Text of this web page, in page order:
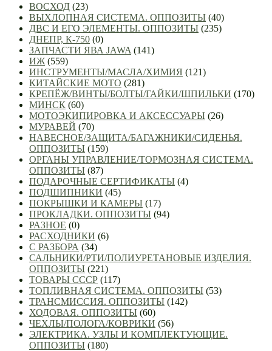
ВОСХОД (23)
ВЫХЛОПНАЯ СИСТЕМА. ОППОЗИТЫ (40)
ДВС И ЕГО ЭЛЕМЕНТЫ. ОППОЗИТЫ (235)
ДНЕПР, К-750 (0)
ЗАПЧАСТИ ЯВА JAWA (141)
ИЖ (559)
ИНСТРУМЕНТЫ/МАСЛА/ХИМИЯ (121)
КИТАЙСКИЕ МОТО (281)
КРЕПЁЖ/ВИНТЫ/БОЛТЫ/ГАЙКИ/ШПИЛЬКИ (170)
МИНСК (60)
МОТОЭКИПИРОВКА И АКСЕССУАРЫ (26)
МУРАВЕЙ (70)
НАВЕСНОЕ/ЗАЩИТА/БАГАЖНИКИ/СИДЕНЬЯ.
ОППОЗИТЫ (159)
ОРГАНЫ УПРАВЛЕНИЕ/ТОРМОЗНАЯ СИСТЕМА.
ОППОЗИТЫ (87)
ПОДАРОЧНЫЕ СЕРТИФИКАТЫ (4)
ПОДШИПНИКИ (45)
ПОКРЫШКИ И КАМЕРЫ (17)
ПРОКЛАДКИ. ОППОЗИТЫ (94)
РАЗНОЕ (0)
РАСХОДНИКИ (6)
С РАЗБОРА (34)
САЛЬНИКИ/РТИ/ПОЛИУРЕТАНОВЫЕ ИЗДЕЛИЯ.
ОППОЗИТЫ (221)
ТОВАРЫ СССР (117)
ТОПЛИВНАЯ СИСТЕМА. ОППОЗИТЫ (53)
ТРАНСМИССИЯ. ОППОЗИТЫ (142)
ХОДОВАЯ. ОППОЗИТЫ (60)
ЧЕХЛЫ/ПОЛОГА/КОВРИКИ (56)
ЭЛЕКТРИКА. УЗЛЫ И КОМПЛЕКТУЮЩИЕ.
ОППОЗИТЫ (180)